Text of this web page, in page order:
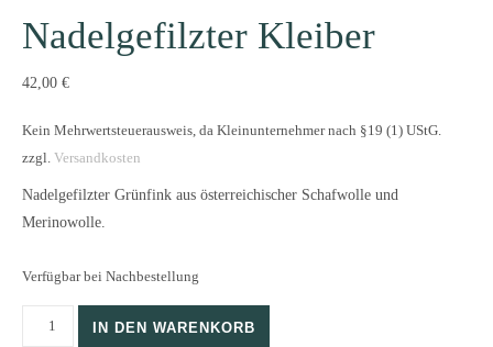
Nadelgefilzter Kleiber
42,00 €
Kein Mehrwertsteuerausweis, da Kleinunternehmer nach §19 (1) UStG.
zzgl. Versandkosten
Nadelgefilzter Grünfink aus österreichischer Schafwolle und
Merinowolle.
Verfügbar bei Nachbestellung
IN DEN WARENKORB